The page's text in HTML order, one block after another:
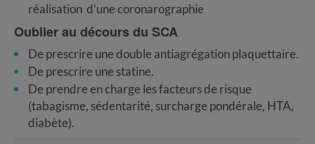
réalisation d’une coronarographie
Oublier au décours du SCA
De prescrire une double antiagrégation plaquettaire.
De prescrire une statine.
De prendre en charge les facteurs de risque
(tabagisme, sédentarité, surcharge pondérale, HTA,
diabète).